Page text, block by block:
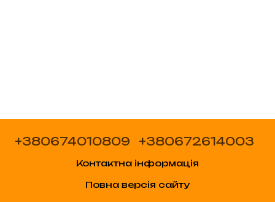
+380674010809 +380672614003
Контактна інформація
Повна версія сайту